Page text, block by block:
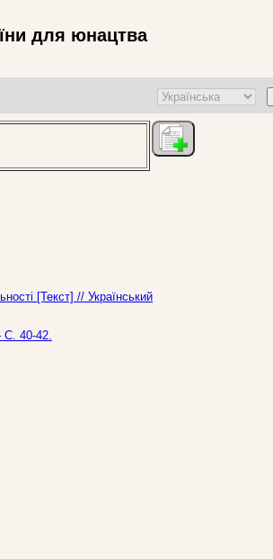
для юнацтва
[Текст] // Український
40-42.